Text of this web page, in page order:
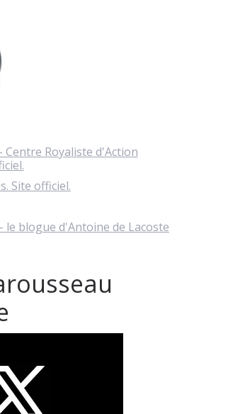
Centre Royaliste d'Action
Site officiel.
le blogue d'Antoine de Lacoste